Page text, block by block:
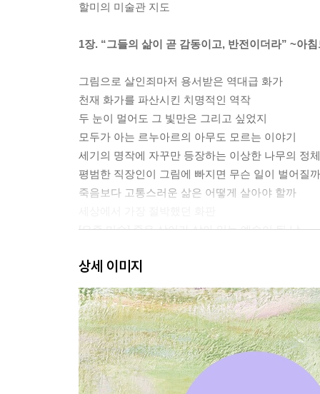
할미의 미술관 지도
1장. “그들의 삶이 곧 감동이고, 반전이더라” ~아
그림으로 살인죄마저 용서받은 역대급 화가
천재 화가를 파산시킨 치명적인 역작
두 눈이 멀어도 그 빛만은 그리고 싶었지
모두가 아는 르누아르의 아무도 모르는 이야기
세기의 명작에 자꾸만 등장하는 이상한 나무의 정체
평범한 직장인이 그림에 빠지면 무슨 일이 벌어질
죽음보다 고통스러운 삶은 어떻게 살아야 할까
[요즘 미술] 죽은 상어가 살아 있는 예술이 된 날
2장. “그림을 보다 보니 시대가 보이더구나” ~역
슬픈 “생쥐들”을 위한 작은 시
알고 보면 파리 상류층에게 꽤나 위험했던 그림
그 유명한 명화가 하마터면 찢어질 뻔했다고?
늙은 유령들이 하객이 된 기묘한 결혼식
그림 한 장으로 추락해버린 사교계의 여왕
상세 이미지